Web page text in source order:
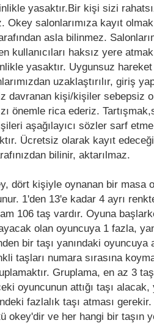
yasaktır.Bir kişi sizi
Okey salonlarımıza kayıt
asla bilinmez.
kullanıcıları haksız yere
yasaktır. Uygunsuz
uzaklaştırılır, giriş
davranan kişi/kişiler sebepsiz
önemle rica ederiz.
aşağılayıcı sözler sarf
Ücretsiz olarak kayıt
bilinir, aktarılmaz.
dört kişiyle oynanan bir masa
1'den 13'e kadar 4 ayrı
106 taş vardır. Oyuna
olan oyuncuya 1 fazla,
bir taşı yanındaki oyuncuya
taşları numara sırasına
Gruplama, en az 3
oyuncunun attığı taşı
fazlalık taşı atması gerekir.
okey'dir ve her hangi bir taşın